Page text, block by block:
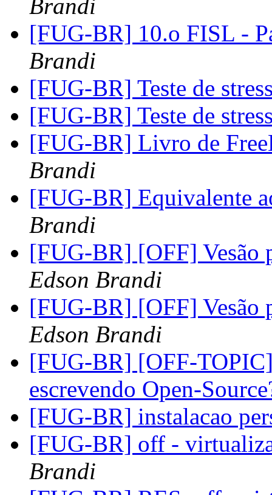
Brandi
[FUG-BR] 10.o FISL -
Brandi
[FUG-BR] Teste de
[FUG-BR] Teste de
[FUG-BR] Livro de
Brandi
[FUG-BR] Equivalente
Brandi
[FUG-BR] [OFF] Vesão
Edson Brandi
[FUG-BR] [OFF] Vesão
Edson Brandi
[FUG-BR] [OFF-
escrevendo Open-
[FUG-BR] instalacao
[FUG-BR] off -
Brandi